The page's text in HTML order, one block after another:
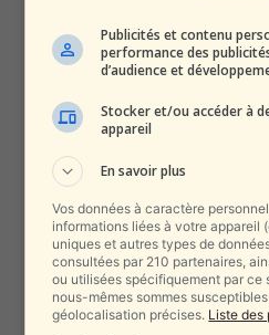
Publicités et contenu
performance des
d’audience et
Stocker et/ou accéder à
appareil
En savoir plus
Vos données à caractère
informations liées à votre appareil
uniques et autres types de
consultées par 210 partenaires,
ou utilisées spécifiquement par ce
nous-mêmes sommes
géolocalisation précises. Liste des